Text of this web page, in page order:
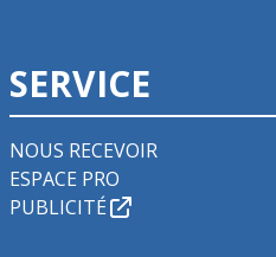
SERVICE
NOUS RECEVOIR
ESPACE PRO
PUBLICITÉ